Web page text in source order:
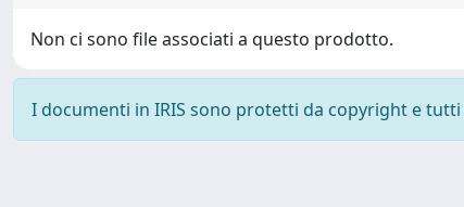
Non ci sono file associati a questo prodotto.
I documenti in IRIS sono protetti da copyright e